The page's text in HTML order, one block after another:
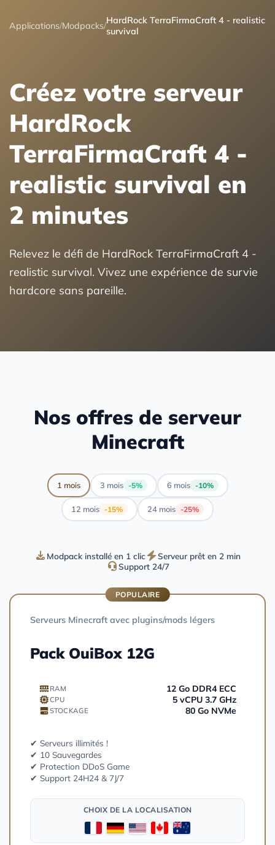
Applications/Modpacks/HardRock TerraFirmaCraft 4 - realistic
survival
Créez votre serveur
HardRock
TerraFirmaCraft 4 -
realistic survival en
2 minutes
Relevez le défi de HardRock TerraFirmaCraft 4 -
realistic survival. Vivez une expérience de survie
hardcore sans pareille.
Nos offres de serveur
Minecraft
1 mois 3 mois -5% 6 mois -10%
12 mois -15% 24 mois -25%
Modpack installé en 1 clic
Serveur prêt en 2 min
Support 24/7
POPULAIRE
Serveurs Minecraft avec plugins/mods légers
Pack OuiBox 12G
RAM 12 Go DDR4 ECC
CPU 5 vCPU 3.7 GHz
STOCKAGE 80 Go NVMe
✔ Serveurs illimités !
✔ 10 Sauvegardes
✔ Protection DDoS Game
✔ Support 24H24 & 7J/7
CHOIX DE LA LOCALISATION